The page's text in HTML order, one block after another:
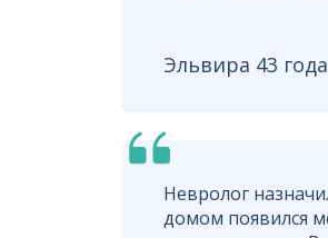
Эльвира 43 года
Невролог
домом появился